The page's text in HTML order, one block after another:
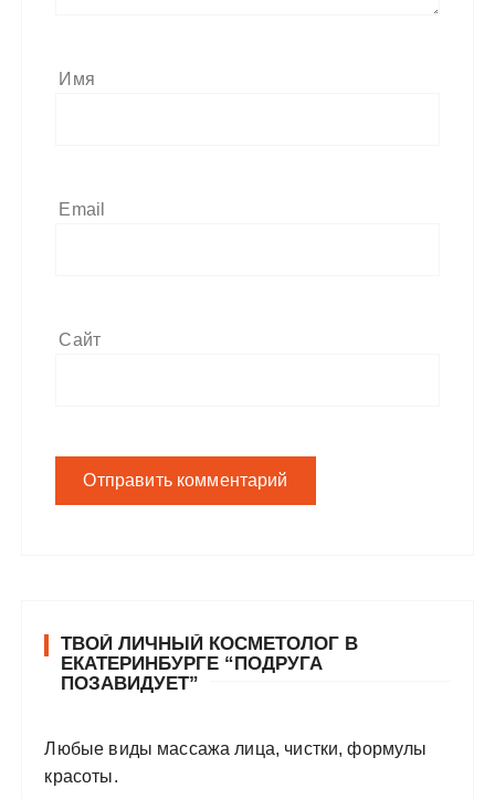
Имя
Email
Сайт
ТВОЙ ЛИЧНЫЙ КОСМЕТОЛОГ В
ЕКАТЕРИНБУРГЕ “ПОДРУГА
ПОЗАВИДУЕТ”
Любые виды массажа лица, чистки, формулы
красоты.